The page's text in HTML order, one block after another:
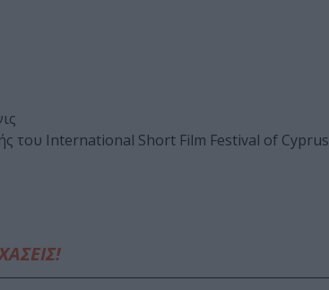
του International Short Film Festival of Cyprus